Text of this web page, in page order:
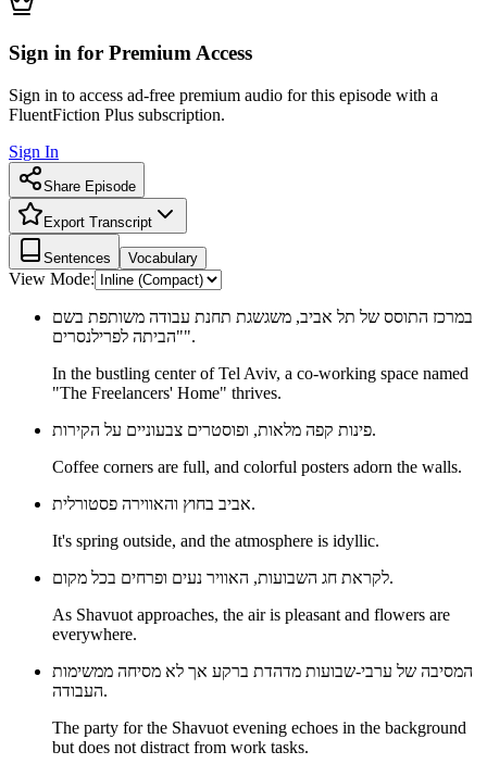
Sign in for Premium Access
Sign in to access ad-free premium audio for this episode with a
FluentFiction Plus subscription.
Sign In
Share Episode
Export Transcript
Sentences Vocabulary
View Mode:
במרכז התוסס של תל אביב, משגשגת תחנת עבודה משותפת בשם
"הביתה לפרילנסרים".
In the bustling center of Tel Aviv, a co-working space named
"The Freelancers' Home" thrives.
פינות קפה מלאות, ופוסטרים צבעוניים על הקירות.
Coffee corners are full, and colorful posters adorn the walls.
אביב בחוץ והאווירה פסטורלית.
It's spring outside, and the atmosphere is idyllic.
לקראת חג השבועות, האוויר נעים ופרחים בכל מקום.
As Shavuot approaches, the air is pleasant and flowers are
everywhere.
המסיבה של ערבי-שבועות מדהדת ברקע אך לא מסיחה ממשימות
העבודה.
The party for the Shavuot evening echoes in the background
but does not distract from work tasks.